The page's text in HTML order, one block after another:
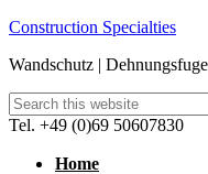
Construction Specialties
Wandschutz |
Tel. +49 (0)69 50607830
Home